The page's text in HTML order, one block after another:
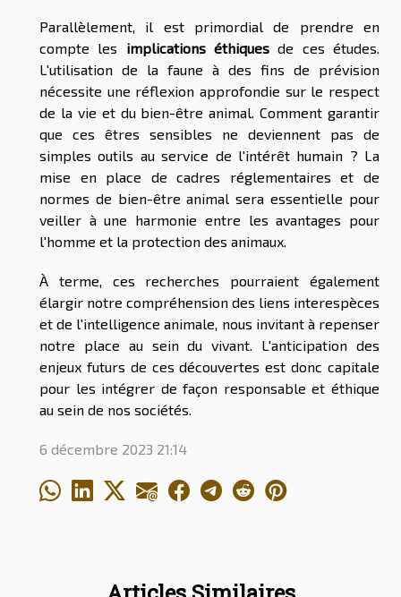
Parallèlement, il est primordial de prendre en
compte les implications éthiques de ces études.
L'utilisation de la faune à des fins de prévision
nécessite une réflexion approfondie sur le respect
de la vie et du bien-être animal. Comment garantir
que ces êtres sensibles ne deviennent pas de
simples outils au service de l'intérêt humain ? La
mise en place de cadres réglementaires et de
normes de bien-être animal sera essentielle pour
veiller à une harmonie entre les avantages pour
l'homme et la protection des animaux.
À terme, ces recherches pourraient également
élargir notre compréhension des liens interespèces
et de l'intelligence animale, nous invitant à repenser
notre place au sein du vivant. L'anticipation des
enjeux futurs de ces découvertes est donc capitale
pour les intégrer de façon responsable et éthique
au sein de nos sociétés.
6 décembre 2023 21:14